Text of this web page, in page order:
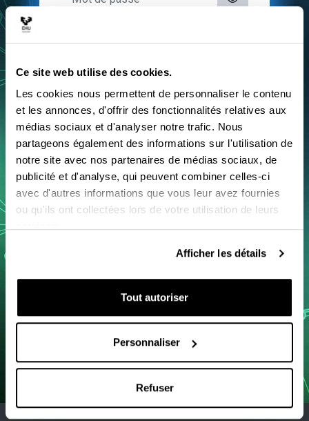
Ce site web utilise des cookies.
Les cookies nous permettent de personnaliser le contenu
et les annonces, d'offrir des fonctionnalités relatives aux
médias sociaux et d'analyser notre trafic. Nous
partageons également des informations sur l'utilisation de
notre site avec nos partenaires de médias sociaux, de
publicité et d'analyse, qui peuvent combiner celles-ci
avec d'autres informations que vous leur avez fournies
ou qu'ils ont collectées lors de votre utilisation de leurs
Afficher les détails
Tout autoriser
Personnaliser
Refuser
Français ‎(fr)‎
Avis relatif
aux cookies
Centre de support aux utilisateurs
Comment demander une salle de classe